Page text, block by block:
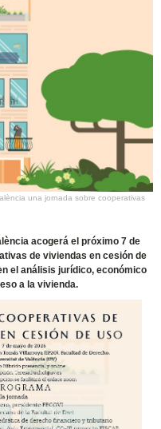
una jornada sobre cooperativas
acogerá el próximo 7 de
de viviendas en cesión de
el análisis jurídico, económico
a la vivienda.